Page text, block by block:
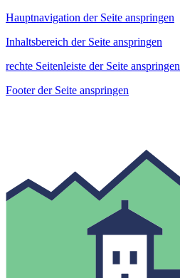
Hauptnavigation der Seite anspringen
Inhaltsbereich der Seite anspringen
rechte Seitenleiste der Seite anspringen
Footer der Seite anspringen